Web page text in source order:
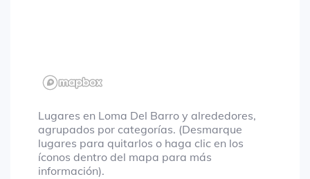
Lugares en Loma Del Barro y alrededores,
agrupados por categorías. (Desmarque
lugares para quitarlos o haga clic en los
íconos dentro del mapa para más
información).